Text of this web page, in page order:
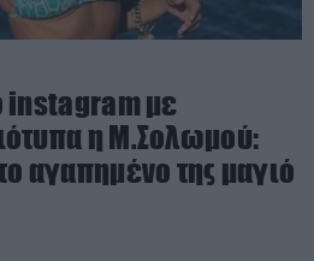
instagram με
η Μ.Σολωμού:
αγαπημένο της μαγιό